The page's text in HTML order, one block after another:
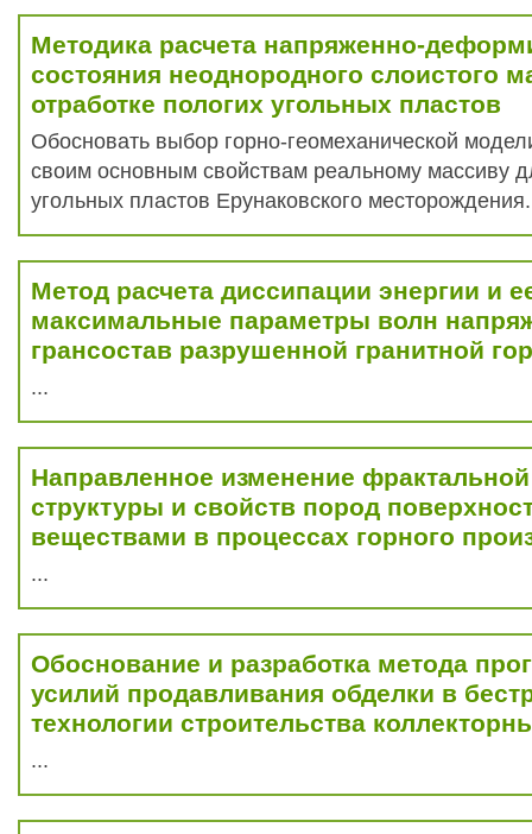
Методика расчета напряженно-
состояния неоднородного слоистого
отработке пологих угольных пластов
Обосновать выбор горно-геомеханической
своим основным свойствам реальному массиву
угольных пластов Ерунаковского
Метод расчета диссипации энергии и
максимальные параметры волн
грансостав разрушенной гранитной
...
Направленное изменение
структуры и свойств пород
веществами в процессах горного
...
Обоснование и разработка метода
усилий продавливания обделки в
технологии строительства
...